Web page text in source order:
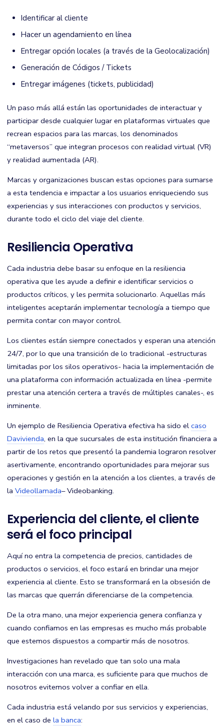
Identificar al cliente
Hacer un agendamiento en línea
Entregar opción locales (a través de la Geolocalización)
Generación de Códigos / Tickets
Entregar imágenes (tickets, publicidad)
Un paso más allá están las oportunidades de interactuar y
participar desde cualquier lugar en plataformas virtuales que
recrean espacios para las marcas, los denominados
“metaversos” que integran procesos con realidad virtual (VR)
y realidad aumentada (AR).
Marcas y organizaciones buscan estas opciones para sumarse
a esta tendencia e impactar a los usuarios enriqueciendo sus
experiencias y sus interacciones con productos y servicios,
durante todo el ciclo del viaje del cliente.
Resiliencia Operativa
Cada industria debe basar su enfoque en la resiliencia
operativa que les ayude a definir e identificar servicios o
productos críticos, y les permita solucionarlo. Aquellas más
inteligentes aceptarán implementar tecnología a tiempo que
permita contar con mayor control.
Los clientes están siempre conectados y esperan una atención
24/7, por lo que una transición de lo tradicional -estructuras
limitadas por los silos operativos- hacia la implementación de
una plataforma con información actualizada en línea -permite
prestar una atención certera a través de múltiples canales-, es
inminente.
Un ejemplo de Resiliencia Operativa efectiva ha sido el caso
Davivienda, en la que sucursales de esta institución financiera a
partir de los retos que presentó la pandemia lograron resolver
asertivamente, encontrando oportunidades para mejorar sus
operaciones y gestión en la atención a los clientes, a través de
la Videollamada– Videobanking.
Experiencia del cliente, el cliente
será el foco principal
Aquí no entra la competencia de precios, cantidades de
productos o servicios, el foco estará en brindar una mejor
experiencia al cliente. Esto se transformará en la obsesión de
las marcas que querrán diferenciarse de la competencia.
De la otra mano, una mejor experiencia genera confianza y
cuando confiamos en las empresas es mucho más probable
que estemos dispuestos a compartir más de nosotros.
Investigaciones han revelado que tan solo una mala
interacción con una marca, es suficiente para que muchos de
nosotros evitemos volver a confiar en ella.
Cada industria está velando por sus servicios y experiencias,
en el caso de la banca: